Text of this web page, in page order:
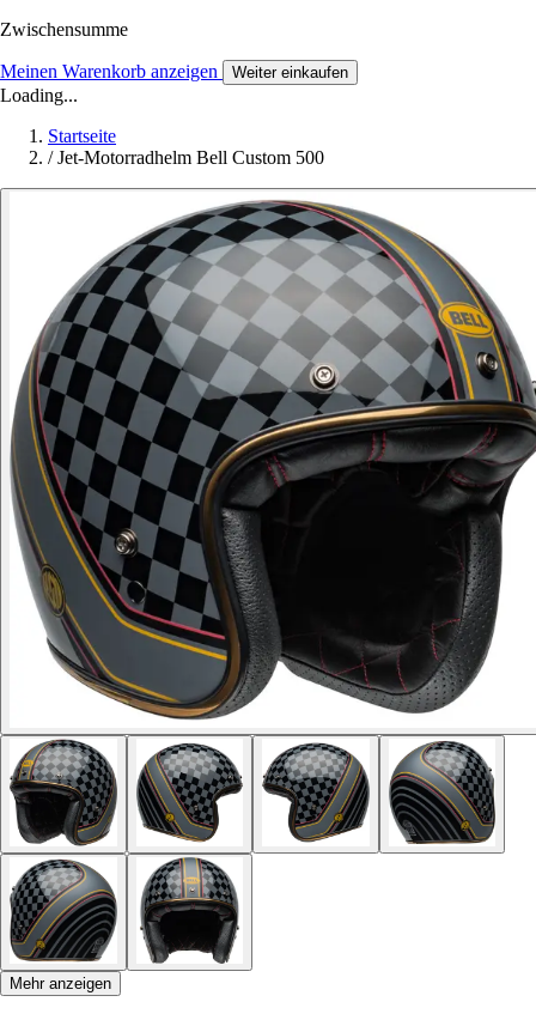
Zwischensumme
Meinen Warenkorb anzeigen Weiter einkaufen
Loading...
Startseite
/ Jet-Motorradhelm Bell Custom 500
Mehr anzeigen